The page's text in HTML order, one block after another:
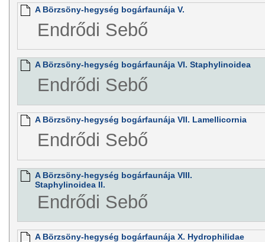
A Börzsöny-hegység bogárfaunája V.
Endrődi Sebő
A Börzsöny-hegység bogárfaunája VI. Staphylinoidea
Endrődi Sebő
A Börzsöny-hegység bogárfaunája VII. Lamellicornia
Endrődi Sebő
A Börzsöny-hegység bogárfaunája VIII.
Staphylinoidea II.
Endrődi Sebő
A Börzsöny-hegység bogárfaunája X. Hydrophilidae